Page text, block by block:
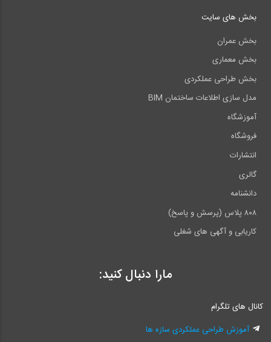
بخش های سایت
بخش عمران
بخش معماری
بخش طراحی عملکردی
مدل سازی اطلاعات ساختمان BIM
آموزشگاه
فروشگاه
انتشارات
گالری
دانشنامه
۸۰۸ پلاس (پرسش و پاسخ)
کاریابی و آگهی های شغلی
مارا دنبال کنید:
کانال های تلگرام
آموزش طراحی عملکردی سازه ها